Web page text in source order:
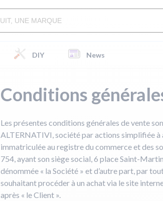
DIY News
Conditions
Les présentes conditions générales de vente
ALTERNATIVI, société par actions simplifiée à
immatriculée au registre du commerce et des
754, ayant son siège social, 6 place Saint-
dénommée « la Société » et d’autre part, par
souhaitant procéder à un achat via le site
après « le Client ».